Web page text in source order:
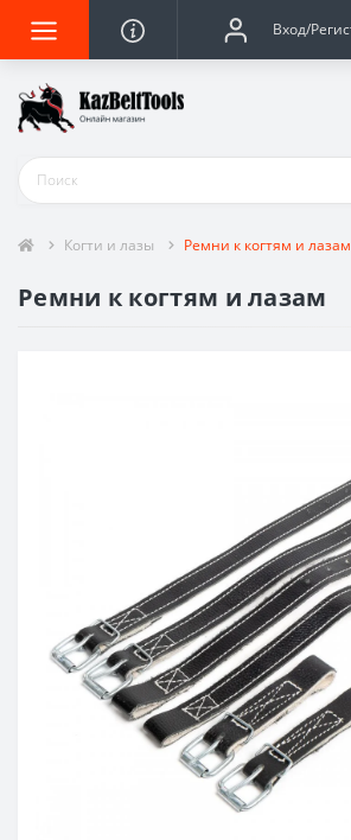
Вход/
Когти и лазы Ремни к когтям и лазам
Ремни к когтям и лазам